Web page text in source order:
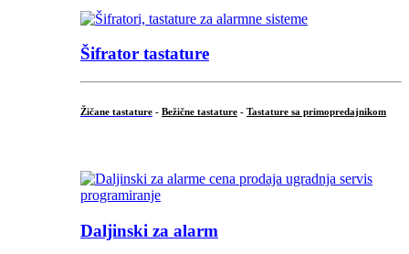
Šifrator tastature
Žičane tastature - Bežične tastature - Tastature sa primopredajnikom
Daljinski za alarm